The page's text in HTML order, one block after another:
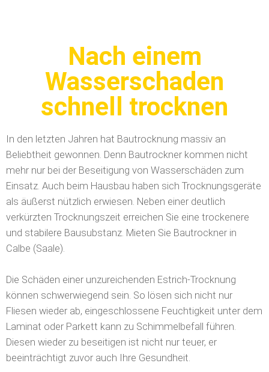
Nach einem
Wasserschaden
schnell trocknen
In den letzten Jahren hat Bautrocknung massiv an
Beliebtheit gewonnen. Denn Bautrockner kommen nicht
mehr nur bei der Beseitigung von Wasserschäden zum
Einsatz. Auch beim Hausbau haben sich Trocknungsgeräte
als äußerst nützlich erwiesen. Neben einer deutlich
verkürzten Trocknungszeit erreichen Sie eine trockenere
und stabilere Bausubstanz. Mieten Sie Bautrockner in
Calbe (Saale).
Die Schäden einer unzureichenden Estrich-Trocknung
können schwerwiegend sein. So lösen sich nicht nur
Fliesen wieder ab, eingeschlossene Feuchtigkeit unter dem
Laminat oder Parkett kann zu Schimmelbefall führen.
Diesen wieder zu beseitigen ist nicht nur teuer, er
beeinträchtigt zuvor auch Ihre Gesundheit.